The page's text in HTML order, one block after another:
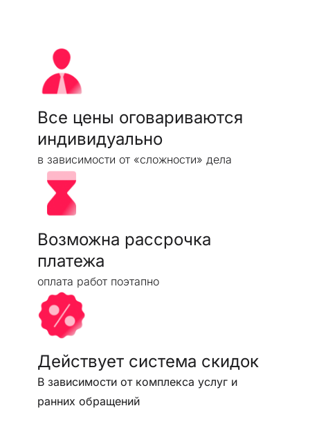
Все цены оговариваются
индивидуально
в зависимости от «сложности» дела
Возможна рассрочка
платежа
оплата работ поэтапно
Действует система скидок
В зависимости от комплекса услуг и
ранних обращений